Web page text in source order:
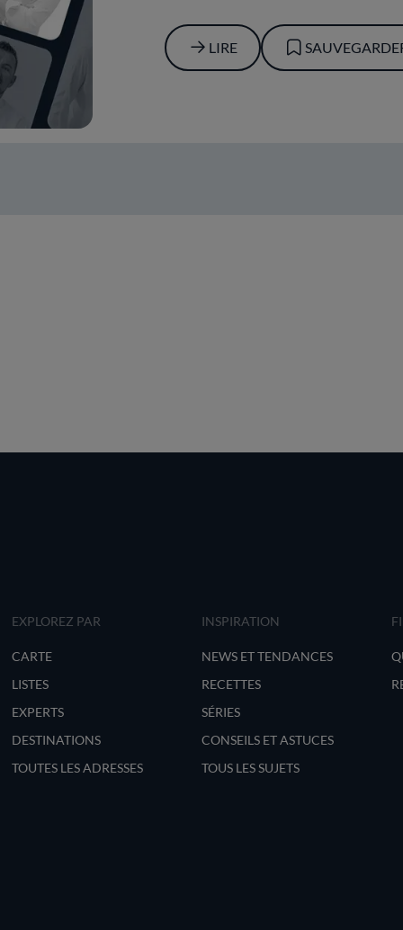
LIRE
EXPLOREZ PAR
CARTE
LISTES
EXPERTS
DESTINATIONS
TOUTES LES ADRESSES
INSPIRATION
NEWS ET TENDANCES
RECETTES
SÉRIES
CONSEILS ET ASTUCES
TOUS LES SUJETS